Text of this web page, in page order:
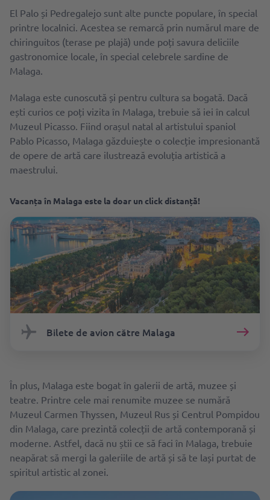
El Palo și Pedregalejo sunt alte puncte populare, în special
printre localnici. Acestea se remarcă prin numărul mare de
chiringuitos (terase pe plajă) unde poți savura deliciile
gastronomice locale, în special celebrele sardine de
Malaga.
Malaga este cunoscută și pentru cultura sa bogată. Dacă
ești curios ce poți vizita în Malaga, trebuie să iei în calcul
Muzeul Picasso. Fiind orașul natal al artistului spaniol
Pablo Picasso, Malaga găzduiește o colecție impresionantă
de opere de artă care ilustrează evoluția artistică a
maestrului.
Vacanța în Malaga este la doar un click distanță!
Bilete de avion către Malaga
În plus, Malaga este bogat în galerii de artă, muzee și
teatre. Printre cele mai renumite muzee se numără
Muzeul Carmen Thyssen, Muzeul Rus și Centrul Pompidou
din Malaga, care prezintă colecții de artă contemporană și
moderne. Astfel, dacă nu știi ce să faci în Malaga, trebuie
neapărat să mergi la galeriile de artă și să te lași purtat de
spiritul artistic al zonei.